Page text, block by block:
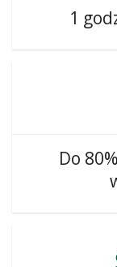
1
Do